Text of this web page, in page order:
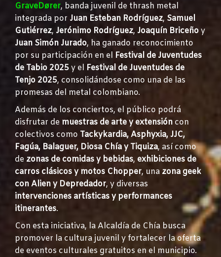
GraveDører, banda juvenil de thrash metal
integrada por Juan Esteban Rodríguez, Samuel
Gutiérrez, Jerónimo Rodríguez, Joaquín Briceñoy
Juan Simón Jurado, ha ganado reconocimiento
por su participación en el Festival de Juventudes
de Tabio 2025y el Festival de Juventudes de
Tenjo 2025, consolidándose como una de las
promesas del metal colombiano.
Además de los conciertos, el público podrá
disfrutar de muestras de arte y extensión con
colectivos como Tackykardia, Asphyxia, JJC,
Fagúa, Balaguer, Diosa Chía y Tiquiza, así como
de zonas de comidas y bebidas, exhibiciones de
carros clásicos y motos Chopper, una zona geek
con Alien y Depredador, y diversas
intervenciones artísticas y performances
itinerantes.
Con esta iniciativa, la Alcaldía de Chía busca
promover la cultura juvenil y fortalecer la oferta
de eventos culturales gratuitos en el municipio.